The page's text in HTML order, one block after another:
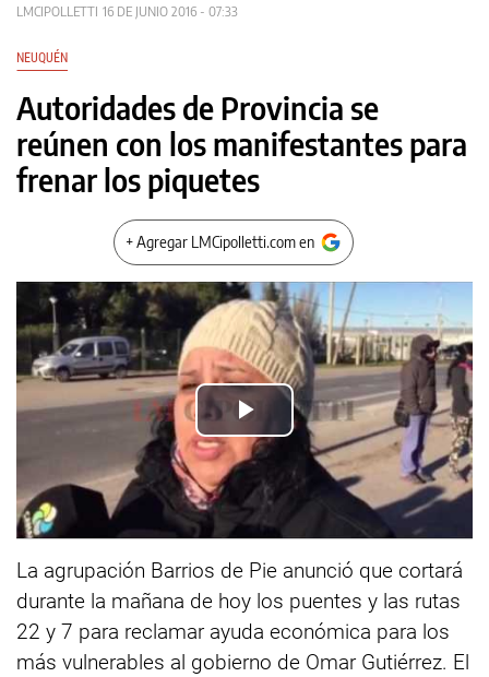
LMCIPOLLETTI 16 DE JUNIO 2016 - 07:33
NEUQUÉN
Autoridades de Provincia se
reúnen con los manifestantes para
frenar los piquetes
+ Agregar LMCipolletti.com en
Play
Video
La agrupación Barrios de Pie anunció que cortará
durante la mañana de hoy los puentes y las rutas
22 y 7 para reclamar ayuda económica para los
más vulnerables al gobierno de Omar Gutiérrez. El